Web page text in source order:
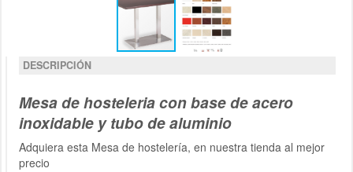
DESCRIPCIÓN
Mesa de hosteleria con base de acero
inoxidable y tubo de aluminio
Adquiera esta Mesa de hostelería, en nuestra tienda al mejor
precio